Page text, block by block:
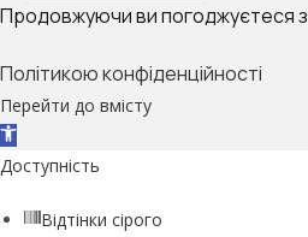
Продовжуючи ви погоджуєтеся з
Політикою конфіденційності
Перейти до вмісту
Відкрити Панель інструментів
Доступність
Відтінки сірого